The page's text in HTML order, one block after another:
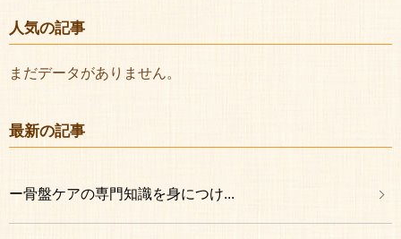
人気の記事
まだデータがありません。
最新の記事
ー骨盤ケアの専門知識を身につけ...